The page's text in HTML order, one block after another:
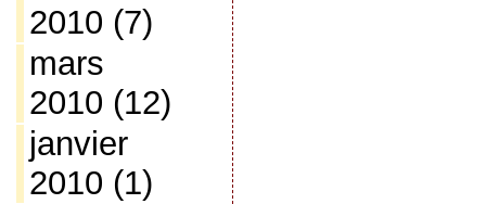
2010 (7)
mars
2010 (12)
janvier
2010 (1)